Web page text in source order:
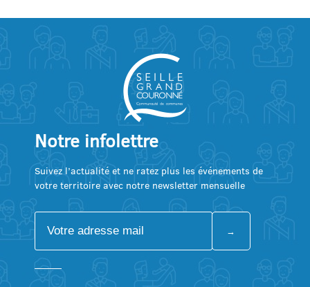
Notre infolettre
Suivez l’actualité et ne ratez plus les événements de
votre territoire avec notre newsletter mensuelle